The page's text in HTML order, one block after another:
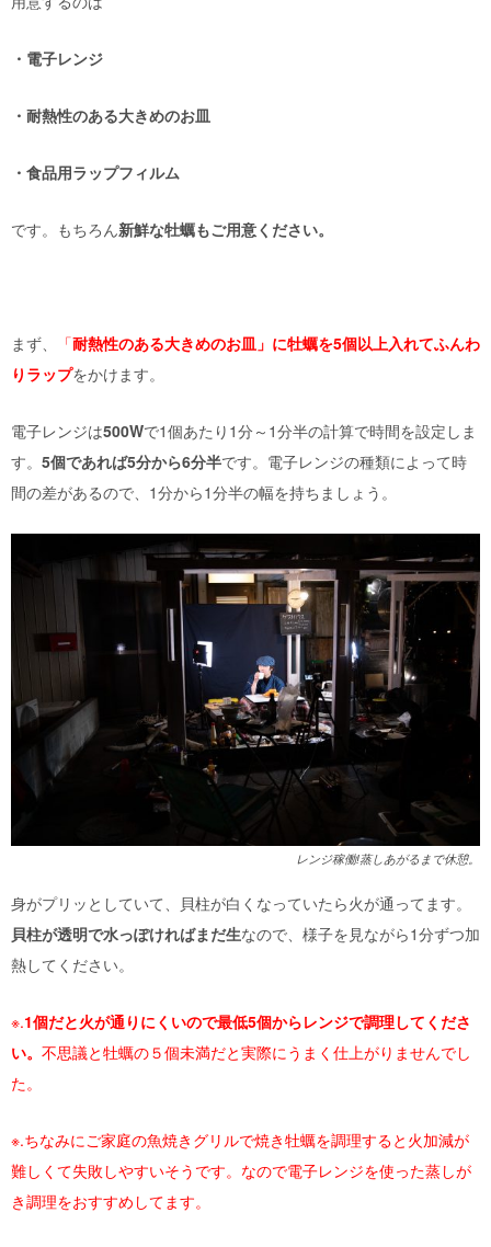
・電子レンジ
・耐熱性のある大きめのお皿
・食品用ラップフィルム
です。もちろん新鮮な牡蠣もご用意ください。
まず、 「耐熱性のある大きめのお皿」に牡蠣を5個以上入れてふんわ
りラップをかけます。
電子レンジは500Wで1個あたり 1分～ 1分半の計算で時間を設定しま
す。 5個であれば5分から6分半です。電子レンジの種類によって時
間の差があるので、 1分から1分半の幅を持ちましょう。
レンジ稼働!蒸しあがるまで休憩。
身がプリッとしていて、貝柱が白くなっていたら火が通ってます。
貝柱が透明で水っぽければまだ生なので、様子を見ながら1分ずつ加
熱してください。
※.1個だと火が通りにくいので最低5個からレンジで調理してくださ
い。 不思議と牡蠣の５個未満だと実際にうまく仕上がりませんでし
た。
※.ちなみにご家庭の魚焼きグリルで焼き牡蠣を調理すると火加減が
難しくて失敗しやすいそうです。なので電子レンジを使った蒸しが
き調理をおすすめしてます。